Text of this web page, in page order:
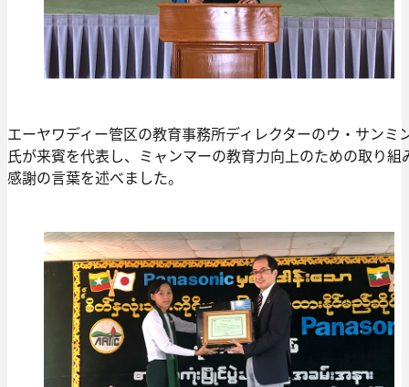
エーヤワディー管区の教育事務所ディレクターのウ・サンミ
氏が来賓を代表し、ミャンマーの教育力向上のための取り組
感謝の言葉を述べました。